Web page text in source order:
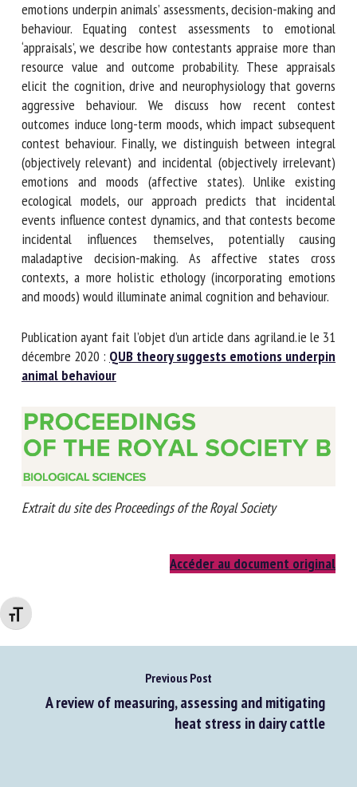
Changer la taille de la police
punishment. Using contests as a case-study, we propose
that short-term emotions underpin animals’ assessments,
decision-making and behaviour. Equating contest
assessments to emotional ‘appraisals’, we describe how
contestants appraise more than resource value and outcome
probability. These appraisals elicit the cognition, drive and
neurophysiology that governs aggressive behaviour. We
discuss how recent contest outcomes induce long-term
moods, which impact subsequent contest behaviour. Finally,
we distinguish between integral (objectively relevant) and
incidental (objectively irrelevant) emotions and moods
(affective states). Unlike existing ecological models, our
approach predicts that incidental events influence contest
dynamics, and that contests become incidental influences
themselves, potentially causing maladaptive decision-
making. As affective states cross contexts, a more holistic
illuminate animal cognition and behaviour.
Publication ayant fait l’objet d’un article dans agriland.ie le
underpin animal behaviour
Previous Post
A review of measuring, assessing and mitigating